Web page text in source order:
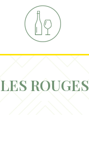
LES ROUGES